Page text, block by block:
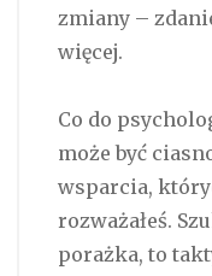
zmiany –
więcej.
Co do
może być
wsparcia,
rozważałeś.
porażka, to